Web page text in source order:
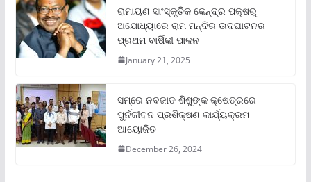
ରାମାୟଣ ସାଂସ୍କୃତିକ କେନ୍ଦ୍ର ପକ୍ଷରୁ
ଅଯୋଧ୍ୟାରେ ରାମ ମନ୍ଦିର ଉଦଘାଟନର
ପ୍ରଥମ ବାର୍ଷିକୀ ପାଳନ
January 21, 2025
ସମ୍‌ରେ ନବଜାତ ଶିଶୁଙ୍କ କ୍ଷେତ୍ରରେ
ପୁର୍ନଜୀବନ ପ୍ରଶିକ୍ଷଣ କାର୍ଯ୍ୟକ୍ରମ
ଆୟୋଜିତ
December 26, 2024